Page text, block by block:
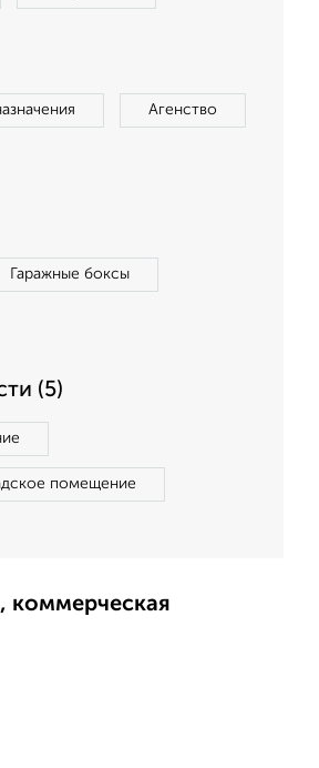
Агенство
Гаражные боксы
(5)
помещение
коммерческая